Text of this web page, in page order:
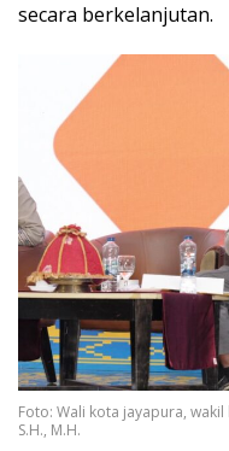
secara berkelanjutan.
Foto: Wali kota jayapura, wakil
S.H., M.H.